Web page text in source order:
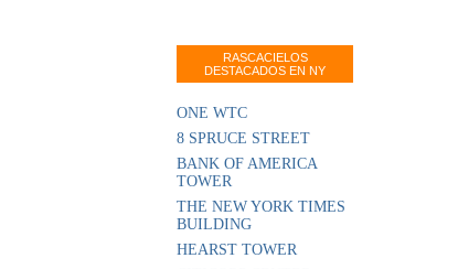
RASCACIELOS
DESTACADOS EN NY
ONE WTC
8 SPRUCE STREET
BANK OF AMERICA
TOWER
THE NEW YORK TIMES
BUILDING
HEARST TOWER